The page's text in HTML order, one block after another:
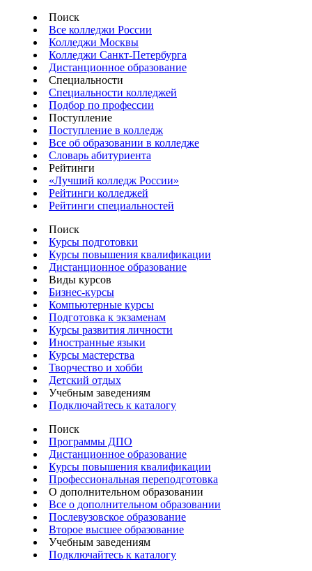
Поиск
Все колледжи России
Колледжи Москвы
Колледжи Санкт-Петербурга
Дистанционное образование
Специальности
Специальности колледжей
Подбор по профессии
Поступление
Поступление в колледж
Все об образовании в колледже
Словарь абитуриента
Рейтинги
«Лучший колледж России»
Рейтинги колледжей
Рейтинги специальностей
Поиск
Курсы подготовки
Курсы повышения квалификации
Дистанционное образование
Виды курсов
Бизнес-курсы
Компьютерные курсы
Подготовка к экзаменам
Курсы развития личности
Иностранные языки
Курсы мастерства
Творчество и хобби
Детский отдых
Учебным заведениям
Подключайтесь к каталогу
Поиск
Программы ДПО
Дистанционное образование
Курсы повышения квалификации
Профессиональная переподготовка
О дополнительном образовании
Все о дополнительном образовании
Послевузовское образование
Второе высшее образование
Учебным заведениям
Подключайтесь к каталогу